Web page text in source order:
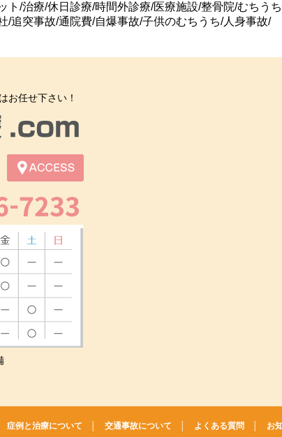
ト/治療/休日診療/時間外診療/医療施設/整骨院/むちう
/追突事故/通院費/自爆事故/子供のむちうち/人身事故/
お任せ下さい！
症例と治療について 交通事故について よくある質問 お